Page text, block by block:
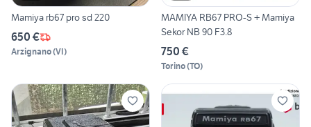
Mamiya rb67 pro sd 220
650 €
Arzignano(VI)
MAMIYA RB67 PRO-S + Mamiya
Sekor NB 90 F3.8
750 €
Torino(TO)